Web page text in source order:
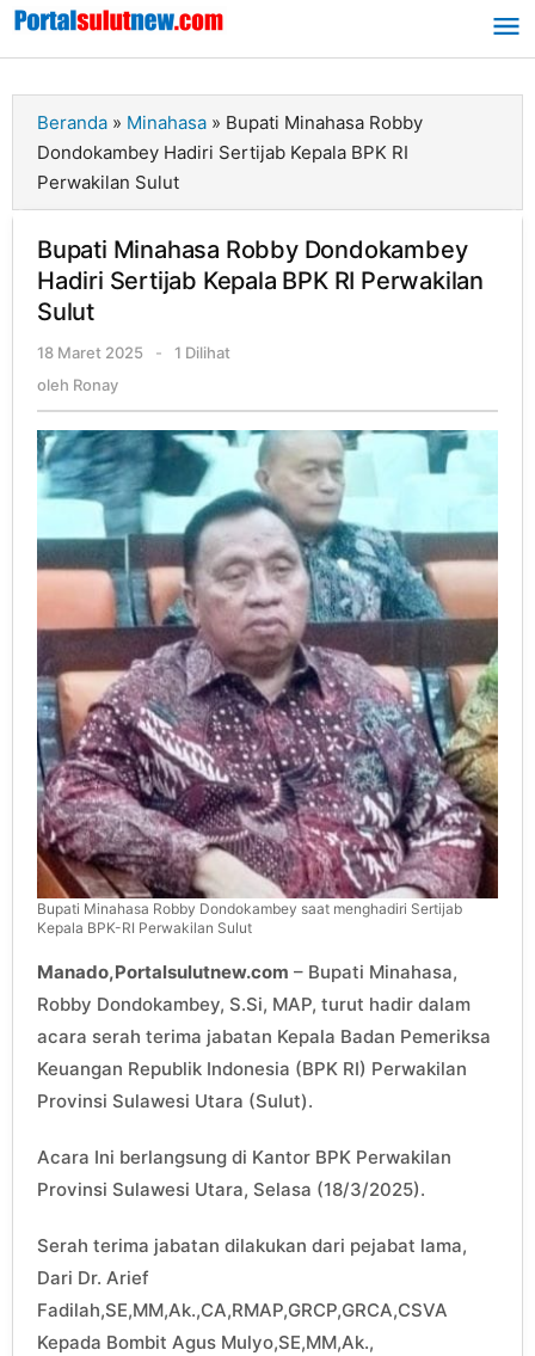
Lewati
Beranda » Minahasa » Bupati Minahasa Robby
Dondokambey Hadiri Sertijab Kepala BPK RI
Perwakilan Sulut
Bupati Minahasa Robby Dondokambey
Hadiri Sertijab Kepala BPK RI Perwakilan
Sulut
18 Maret 2025
oleh
-
1 Dilihat
oleh Ronay
Bupati Minahasa Robby Dondokambey saat menghadiri Sertijab
Kepala BPK-RI Perwakilan Sulut
Manado,Portalsulutnew.com – Bupati Minahasa,
Robby Dondokambey, S.Si, MAP, turut hadir dalam
acara serah terima jabatan Kepala Badan Pemeriksa
Keuangan Republik Indonesia (BPK RI) Perwakilan
Provinsi Sulawesi Utara (Sulut).
Acara Ini berlangsung di Kantor BPK Perwakilan
Provinsi Sulawesi Utara, Selasa (18/3/2025).
Serah terima jabatan dilakukan dari pejabat lama,
Dari Dr. Arief
Fadilah,SE,MM,Ak.,CA,RMAP,GRCP,GRCA,CSVA
Kepada Bombit Agus Mulyo,SE,MM,Ak.,